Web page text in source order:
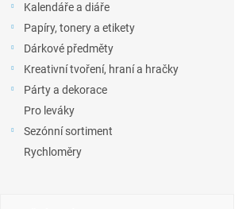
Kalendáře a diáře
Papíry, tonery a etikety
Dárkové předměty
Kreativní tvoření, hraní a hračky
Párty a dekorace
Pro leváky
Sezónní sortiment
Rychloměry